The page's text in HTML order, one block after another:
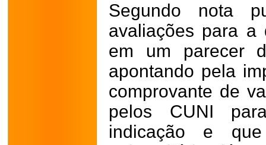
Segundo nota
avaliações para a
em um parecer
apontando pela
comprovante de
pelos CUNI
indicação e